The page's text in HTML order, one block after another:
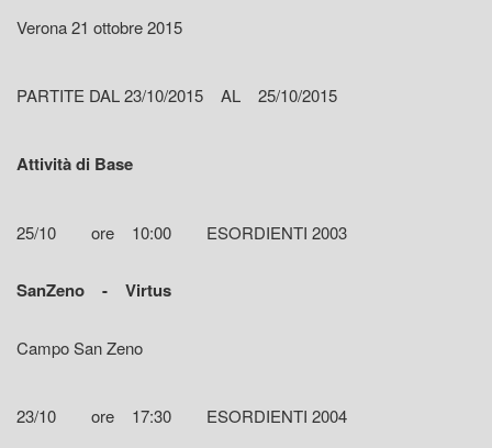
Verona 21 ottobre 2015
PARTITE DAL 23/10/2015 AL 25/10/2015
Attività di Base
25/10 ore 10:00 ESORDIENTI 2003
SanZeno - Virtus
Campo San Zeno
23/10 ore 17:30 ESORDIENTI 2004